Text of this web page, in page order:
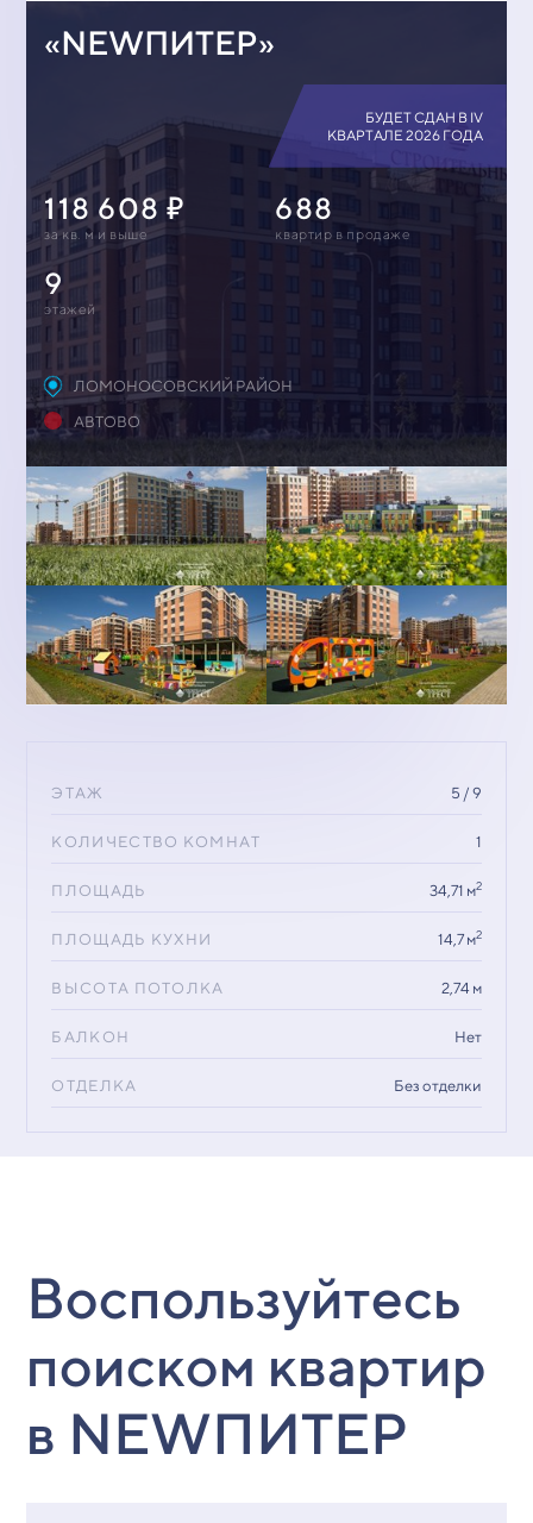
«NEWПИТЕР»
БУДЕТ СДАН В IV
КВАРТАЛЕ 2026 ГОДА
118 608
за кв. м и выше
688
квартир в продаже
9
этажей
ЛОМОНОСОВСКИЙ РАЙОН
АВТОВО
ЭТАЖ 5 / 9
КОЛИЧЕСТВО КОМНАТ 1
ПЛОЩАДЬ 34,71 м2
ПЛОЩАДЬ КУХНИ 14,7 м2
ВЫСОТА ПОТОЛКА 2,74 м
БАЛКОН Нет
ОТДЕЛКА Без отделки
Воспользуйтесь
поиском квартир
в NEWПИТЕР